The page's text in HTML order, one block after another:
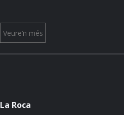
Veure’n més
La Roca